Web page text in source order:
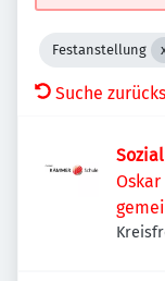
Festanstellung
Suche
mbH